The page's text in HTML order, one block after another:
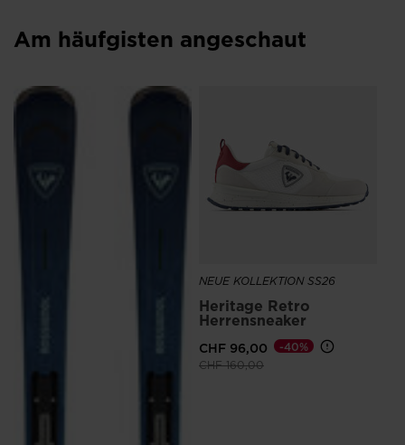
Am häufgisten angeschaut
NEUE KOLLEKTION SS26
Heritage Retro
Herrensneaker
CHF 96,00
Preis reduziert von
CHF 160,00auf
-40%